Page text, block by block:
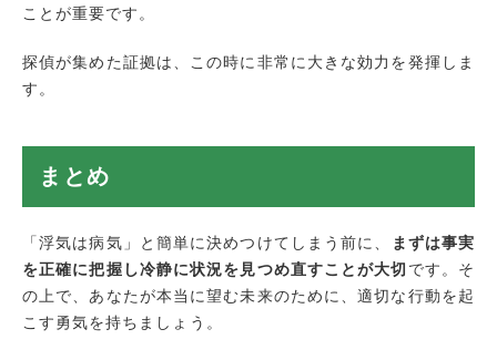
ことが重要です。
探偵が集めた証拠は、この時に非常に大きな効力を発揮しま
す。
まとめ
「浮気は病気」と簡単に決めつけてしまう前に、
まずは事実
を正確に把握し冷静に状況を見つめ直すことが大切 です。そ
の上で、あなたが本当に望む未来のために、適切な行動を起
こす勇気を持ちましょう。